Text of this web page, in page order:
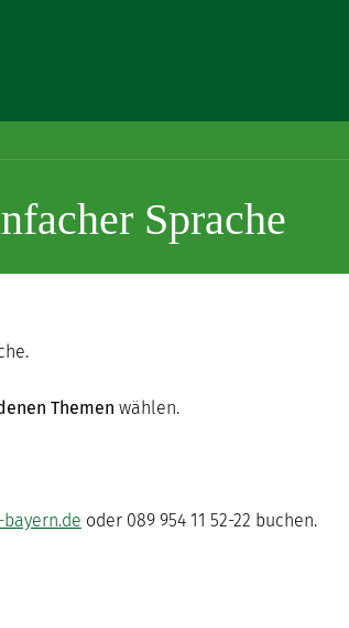
Sprache
Themen wählen.
oder 089 954 11 52-22 buchen.